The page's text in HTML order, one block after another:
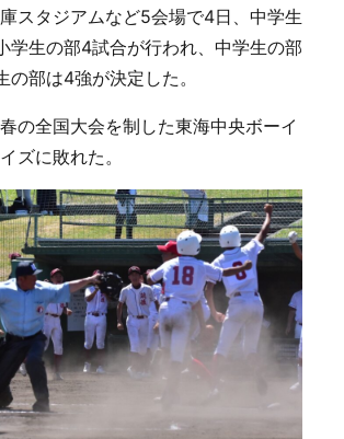
スタジアムなど5会場で4日、中学生
学生の部4試合が行われ、中学生の部
の部は4強が決定した。
の全国大会を制した東海中央ボーイ
ズに敗れた。